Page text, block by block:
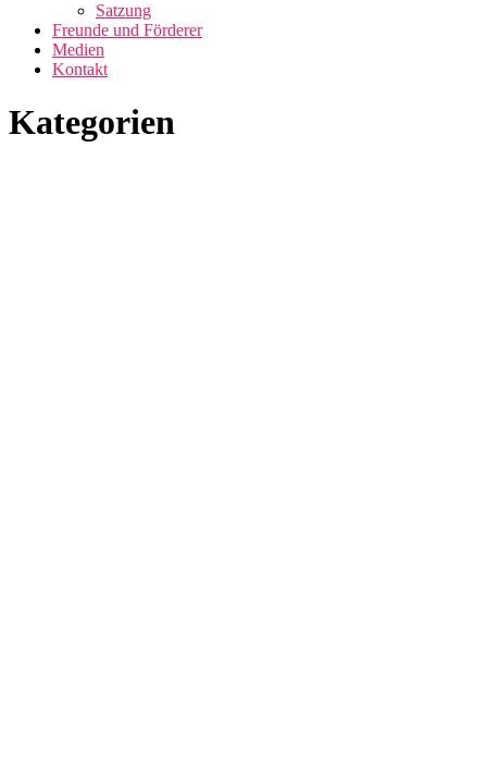
Satzung
Freunde und Förderer
Medien
Kontakt
Kategorien